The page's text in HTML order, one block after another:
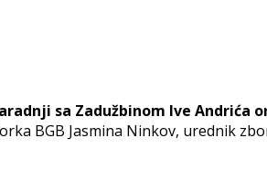
sa Zadužbinom Ive Andrića
BGB Jasmina Ninkov, urednik